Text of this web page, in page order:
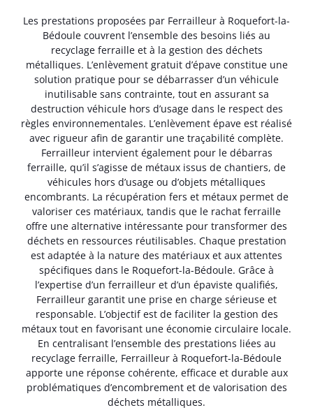
Les prestations proposées par Ferrailleur à Roquefort-la-
Bédoule couvrent l’ensemble des besoins liés au
recyclage ferraille et à la gestion des déchets
métalliques. L’enlèvement gratuit d’épave constitue une
solution pratique pour se débarrasser d’un véhicule
inutilisable sans contrainte, tout en assurant sa
destruction véhicule hors d’usage dans le respect des
règles environnementales. L’enlèvement épave est réalisé
avec rigueur afin de garantir une traçabilité complète.
Ferrailleur intervient également pour le débarras
ferraille, qu’il s’agisse de métaux issus de chantiers, de
véhicules hors d’usage ou d’objets métalliques
encombrants. La récupération fers et métaux permet de
valoriser ces matériaux, tandis que le rachat ferraille
offre une alternative intéressante pour transformer des
déchets en ressources réutilisables. Chaque prestation
est adaptée à la nature des matériaux et aux attentes
spécifiques dans le Roquefort-la-Bédoule. Grâce à
l’expertise d’un ferrailleur et d’un épaviste qualifiés,
Ferrailleur garantit une prise en charge sérieuse et
responsable. L’objectif est de faciliter la gestion des
métaux tout en favorisant une économie circulaire locale.
En centralisant l’ensemble des prestations liées au
recyclage ferraille, Ferrailleur à Roquefort-la-Bédoule
apporte une réponse cohérente, efficace et durable aux
problématiques d’encombrement et de valorisation des
déchets métalliques.